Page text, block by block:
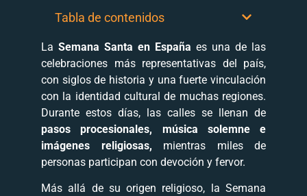
Tabla de contenidos
La Semana Santa en España es una de las
celebraciones más representativas del país,
con siglos de historia y una fuerte vinculación
con la identidad cultural de muchas regiones.
Durante estos días, las calles se llenan de
pasos procesionales, música solemne e
imágenes religiosas, mientras miles de
personas participan con devoción y fervor.
Más allá de su origen religioso, la Semana